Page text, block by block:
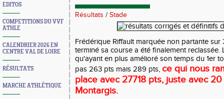
EDITOS
COMPETITIONS DU VVF
ATHLE
CALENDRIER 2026 EN
CENTRE VAL DE LOIRE
RÉSULTATS
MARCHE ATHLÉTIQUE
Résultats / Stade
Frédérique Riffault marquée non partante
terminé sa course a été finalement reclassée.
qu'ayant en plus amélioré son temps du 1er
pas 263 pts mais 289 pts, ce qui nous
place avec 27718 pts, juste avec
Montargis.